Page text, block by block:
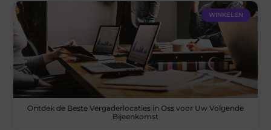
WINKELEN
Ontdek de Beste Vergaderlocaties in Oss voor Uw Volgende
Bijeenkomst